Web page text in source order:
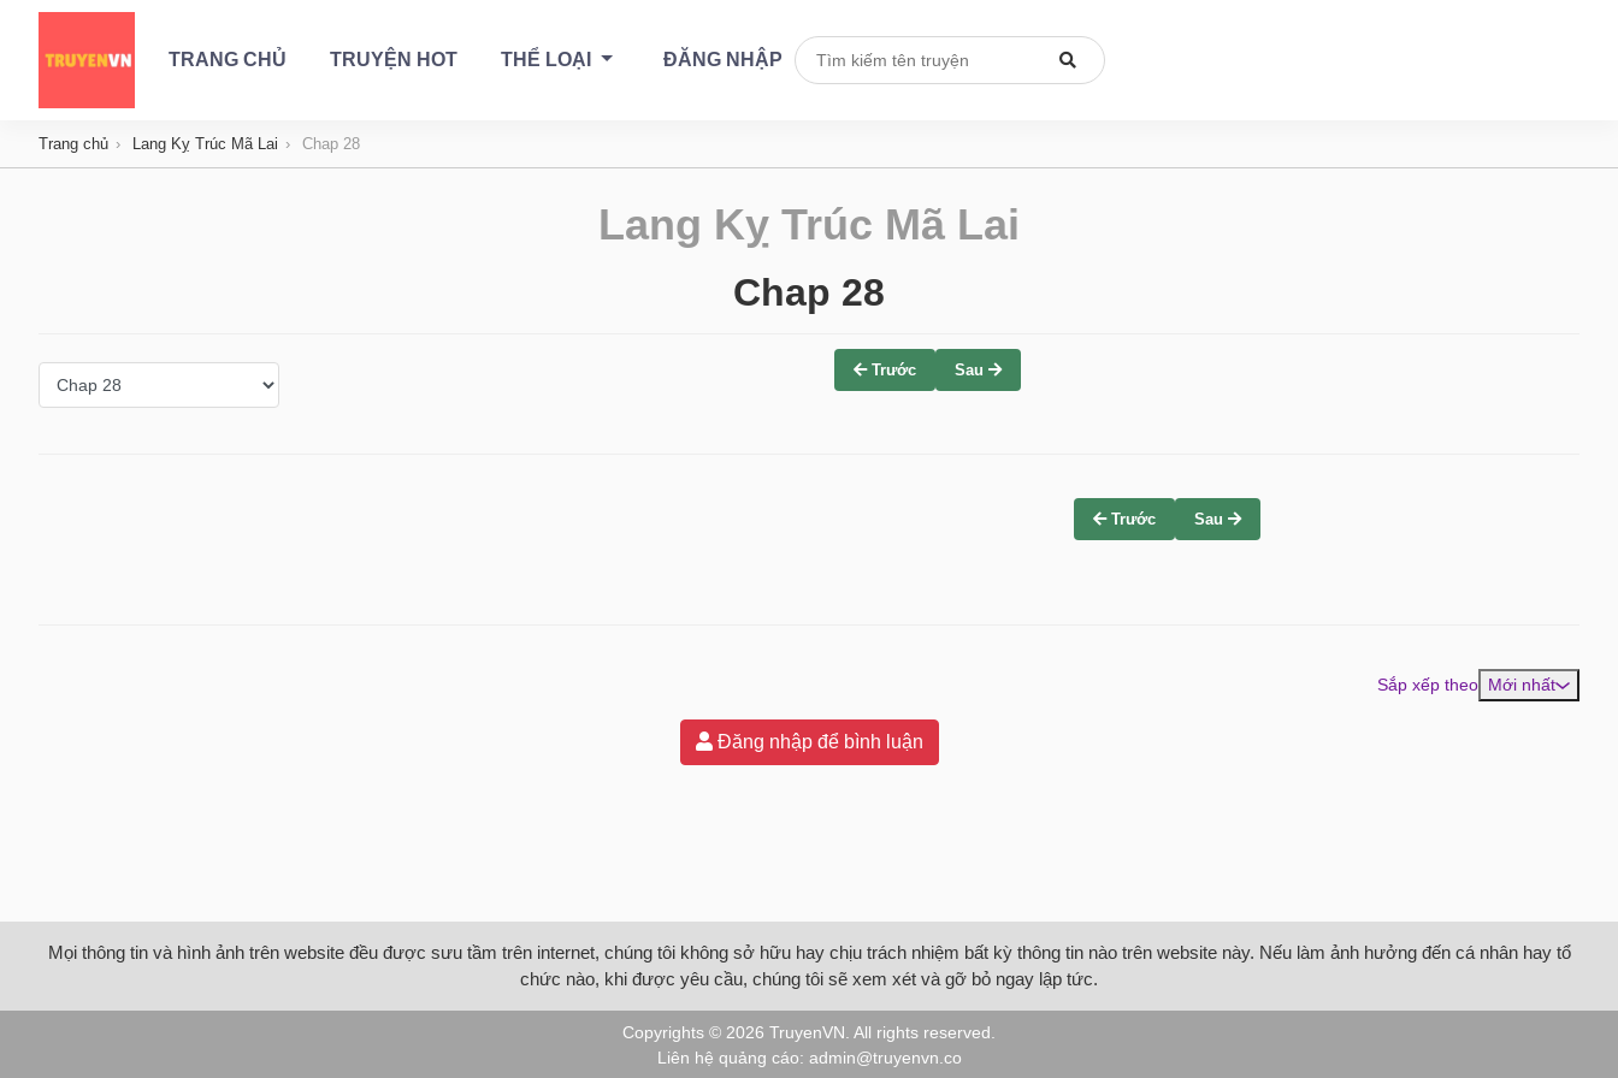
TRANG CHỦ TRUYỆN HOT THỂ LOẠI ĐĂNG NHẬP
Trang chủ Lang Kỵ Trúc Mã Lai Chap 28
Lang Kỵ Trúc Mã Lai
Chap 28
Trước Sau
Trước Sau
Sắp xếp theo Mới nhất
Đăng nhập để bình luận
Mọi thông tin và hình ảnh trên website đều được sưu tầm trên internet, chúng tôi không sở hữu hay chịu trách nhiệm bất kỳ thông tin nào trên website này. Nếu làm ảnh hưởng đến cá nhân hay tổ
chức nào, khi được yêu cầu, chúng tôi sẽ xem xét và gỡ bỏ ngay lập tức.
Copyrights © 2026 TruyenVN . All rights reserved.
Liên hệ quảng cáo: admin@truyenvn.co